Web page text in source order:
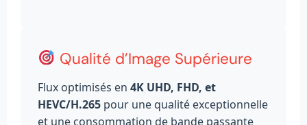
Qualité d’Image Supérieure
Flux optimisés en 4K UHD, FHD, et
HEVC/H.265 pour une qualité exceptionnelle
et une consommation de bande passante